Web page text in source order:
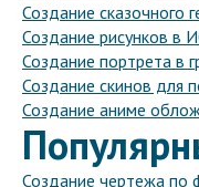
Создание сказочного
Создание рисунков в
Создание портрета в
Создание скинов для
Создание аниме
Создание чертежа по